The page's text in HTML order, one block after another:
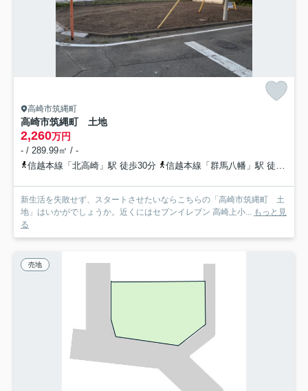
高崎市筑縄町
高崎市筑縄町 土地
2,260万円
- / 289.99㎡ / -
信越本線「北高崎」駅 徒歩30分
信越本線「群馬八幡」駅 徒歩44分
新生活を失敗せず、スタートさせたいならこちらの「高崎市筑縄町 土
地」はいかがでしょうか。近くにはセブンイレブン 高崎上小... もっと見
る
売地